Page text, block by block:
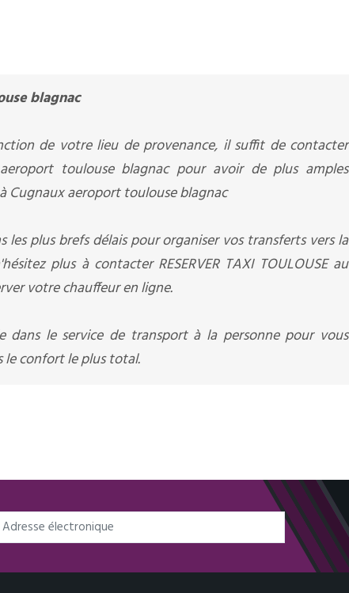
blagnac
de votre lieu de provenance, il suffit de contacter
aeroport toulouse blagnac pour avoir de plus amples
Cugnaux aeroport toulouse blagnac
plus brefs délais pour organiser vos transferts vers la
plus à contacter RESERVER TAXI TOULOUSE au
votre chauffeur en ligne.
dans le service de transport à la personne pour vous
le confort le plus total.